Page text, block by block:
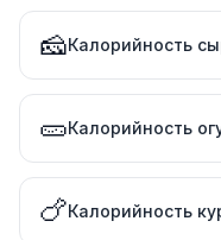
🧀Калорийность
🥒Калорийность
🍗Калорийность